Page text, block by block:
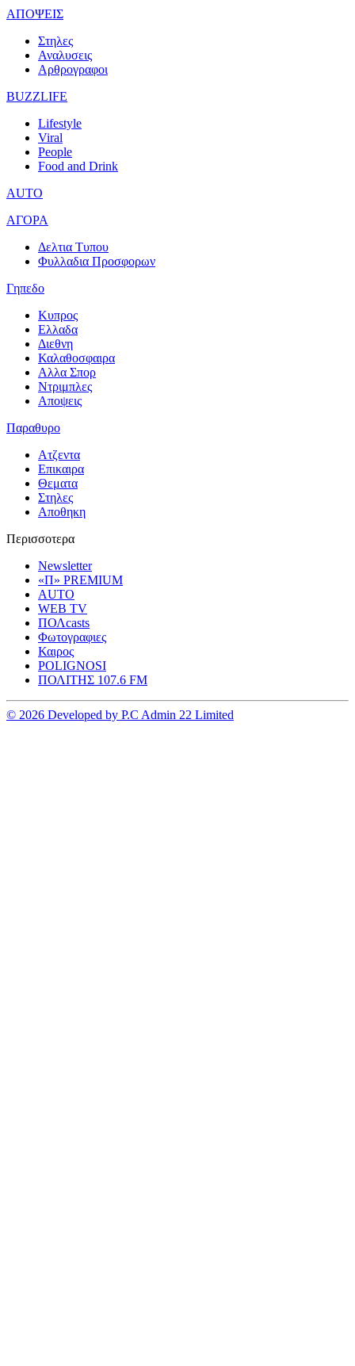
ΑΠΟΨΕΙΣ
Στηλες
Αναλυσεις
Αρθρογραφοι
BUZZLIFE
Lifestyle
Viral
People
Food and Drink
AUTO
ΑΓΟΡΑ
Δελτια Τυπου
Φυλλαδια Προσφορων
Γηπεδο
Κυπρος
Ελλαδα
Διεθνη
Καλαθοσφαιρα
Αλλα Σπορ
Ντριμπλες
Αποψεις
Παραθυρο
Ατζεντα
Επικαιρα
Θεματα
Στηλες
Αποθηκη
Περισσοτερα
Newsletter
«Π» PREMIUM
AUTO
WEB TV
ΠΟΛcasts
Φωτογραφιες
Καιρος
POLIGNOSI
ΠΟΛΙΤΗΣ 107.6 FM
© 2026 Developed by P.C Admin 22 Limited